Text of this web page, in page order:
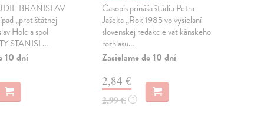
BRANISLAV
„protištátnej
Hölc a spol
STANISL...
10 dní
Časopis prináša štúdiu Petra
Jašeka „Rok 1985 vo vysielaní
slovenskej redakcie vatikánskeho
rozhlasu...
Zasielame do 10 dní
2,84 €
2,99 € ?